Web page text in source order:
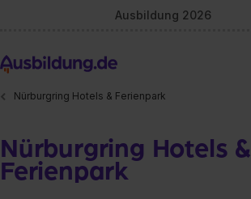
Ausbildung 2026
Nürburgring Hotels & Ferienpark
Nürburgring Hotels &
Ferienpark